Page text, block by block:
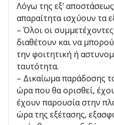
Λόγω της εξ’
απαραίτητα ισχύουν τα
– Όλοι οι
διαθέτουν και να
την φοιτητική ή
ταυτότητα.
– Δικαίωμα παράδοσης
ώρα που θα ορισθεί,
έχουν παρουσία στην
ώρα της εξέτασης,